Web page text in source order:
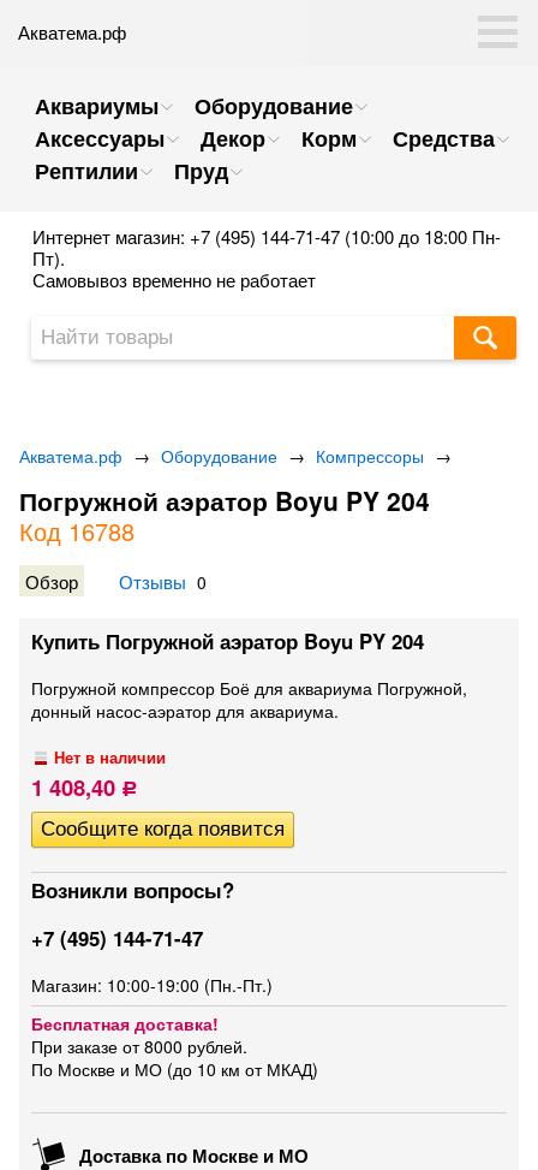
Акватема.рф
Аквариумы
Оборудование
Аксессуары
Декор Корм
Средства
Рептилии
Пруд
Интернет магазин: +7 (495) 144-71-47 (10:00 до 18:00 Пн-
Пт).
Самовывоз временно не работает
Акватема.рф → Оборудование → Компрессоры →
Погружной аэратор Boyu PY 204
Код 16788
Обзор Отзывы 0
Купить Погружной аэратор Boyu PY 204
Погружной компрессор Боё для аквариума Погружной,
донный насос-аэратор для аквариума.
Нет в наличии
1 408,40 Р
Возникли вопросы?
+7 (495) 144-71-47
Магазин: 10:00-19:00 (Пн.-Пт.)
Бесплатная доставка!
При заказе от 8000 рублей.
По Москве и МО (до 10 км от МКАД)
Доставка по Москве и МО